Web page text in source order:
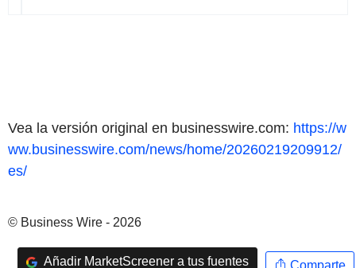
Vea la versión original en businesswire.com: https://w
ww.businesswire.com/news/home/20260219209912/
es/
© Business Wire - 2026
Añadir MarketScreener a tus fuentes Comparte